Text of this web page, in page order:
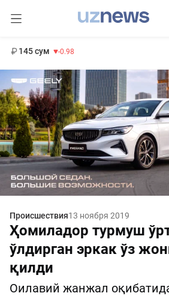
145 сум -0.98
Происшествия13 ноября 2019
Ҳомиладор турмуш
ўлдирган эркак ўз
қилди
Оилавий жанжал